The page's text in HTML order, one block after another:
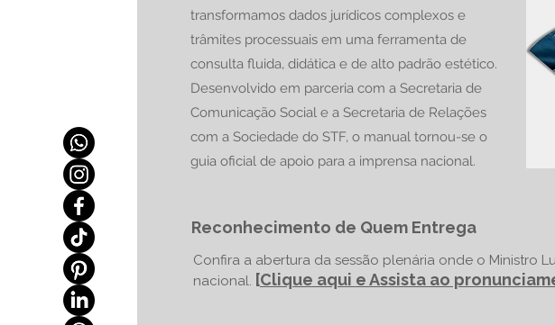
transformamos dados jurídicos complexos e
trâmites processuais em uma ferramenta de
consulta fluida, didática e de alto padrão estético.
Desenvolvido em parceria com a Secretaria de
Comunicação Social e a Secretaria de Relações
com a Sociedade do STF, o manual tornou-se o
guia oficial de apoio para a imprensa nacional.
Reconhecimento de Quem Entrega
Confira a abertura da sessão plenária onde o Ministro
nacional. [Clique aqui e Assista ao